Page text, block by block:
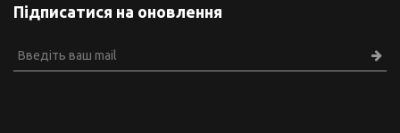
Підписатися на оновлення